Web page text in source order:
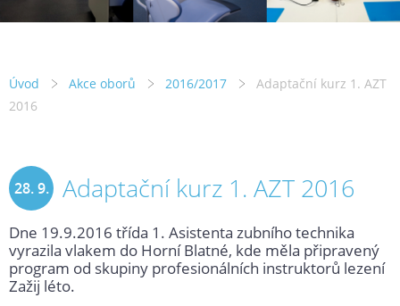
Úvod Akce oborů 2016/2017
Adaptační kurz 1. AZT
2016
28. 9.
2016
Adaptační kurz 1. AZT 2016
Dne 19.9.2016 třída 1. Asistenta zubního technika
vyrazila vlakem do Horní Blatné, kde měla připravený
program od skupiny profesionálních instruktorů lezení
Zažij léto.